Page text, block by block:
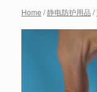
Home /静电防护用品 /